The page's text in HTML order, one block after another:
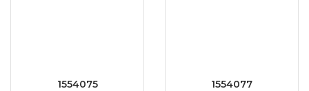
1554075 1554077